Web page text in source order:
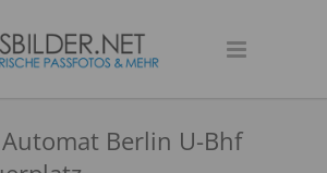
Berlin U-Bhf